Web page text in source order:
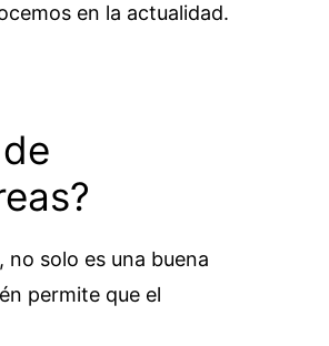
en la actualidad.
solo es una buena
permite que el